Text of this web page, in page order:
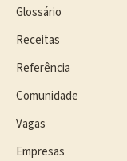
Glossário
Receitas
Referência
Comunidade
Vagas
Empresas